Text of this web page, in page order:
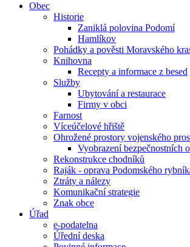
Obec
Historie
Zaniklá polovina Podomí
Hamlíkov
Pohádky a pověsti Moravského
Knihovna
Recepty a informace z besed
Služby
Ubytování a restaurace
Firmy v obci
Farnost
Víceúčelové hřiště
Ohrožené prostory vojenského
Vyobrazení bezpečnostních
Rekonstrukce chodníků
Raják - oprava Podomského
Ztráty a nálezy
Komunikační strategie
Znak obce
Úřad
e-podatelna
Úřední deska